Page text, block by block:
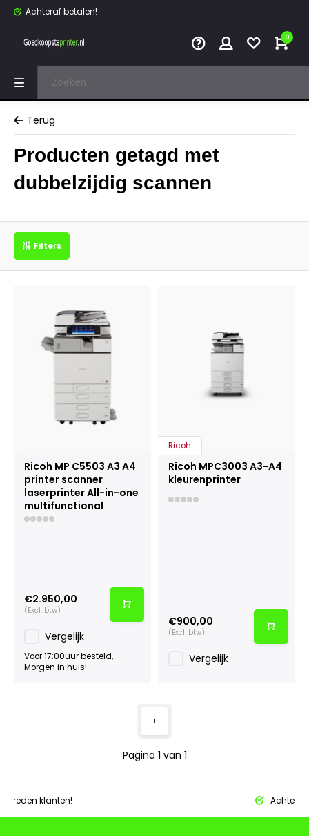
Achteraf betalen!
0
Terug
Producten getagd met
dubbelzijdig scannen
Filters
Ricoh MP C5503 A3 A4
printer scanner
laserprinter All-in-one
multifunctional
€2.950,00
(Excl. btw)
Vergelijk
Voor 17:00uur besteld,
Morgen in huis!
Ricoh
Ricoh MPC3003 A3-A4
kleurenprinter
€900,00
(Excl. btw)
Vergelijk
Pagina 1 van 1
1
klanten! Achteraf